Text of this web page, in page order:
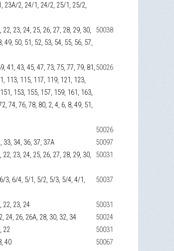
23А/2, 24/1, 24/2, 25/1, 25/2,
23, 24, 25, 26, 27, 28, 29, 30,
49, 50, 51, 52, 53, 54, 55, 56, 57,
50038
41, 43, 45, 47, 73, 75, 77, 79, 81,
113, 115, 117, 119, 121, 123,
153, 155, 157, 159, 161, 163,
74, 76, 78, 80, 2, 4, 6, 8, 49, 51,
50026
50026
33, 34, 36, 37, 37А
50097
23, 24, 25, 26, 27, 28, 29, 30,
50031
3, 6/4, 5/1, 5/2, 5/3, 5/4, 4/1,
50037
22, 23, 24
50031
24, 26, 26А, 28, 30, 32, 34
50024
22
50031
40
50067